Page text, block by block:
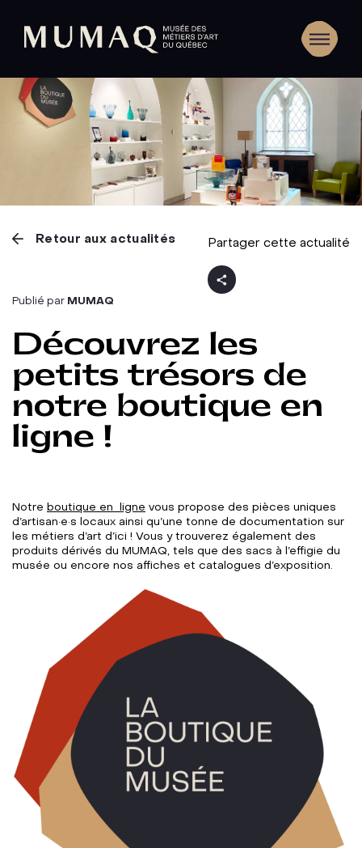
Retour aux actualités Partager cette actualité
Publié par MUMAQ
Découvrez les
petits trésors de
notre boutique en
ligne !
Notre boutique en ligne vous propose des pièces uniques
d’artisan·e·s locaux ainsi qu’une tonne de documentation sur
les métiers d’art d’ici ! Vous y trouverez également des
produits dérivés du MUMAQ, tels que des sacs à l’effigie du
musée ou encore nos affiches et catalogues d’exposition.